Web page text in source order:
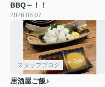
BBQ～！！
2026.08.07
スタッフブログ
居酒屋ご飯♪